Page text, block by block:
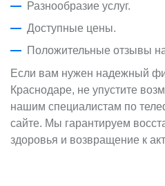
Разнообразие услуг.
Доступные цены.
Положительные отзывы
Если вам нужен надежный
Краснодаре, не упустите
нашим специалистам по
сайте. Мы гарантируем
здоровья и возвращение к